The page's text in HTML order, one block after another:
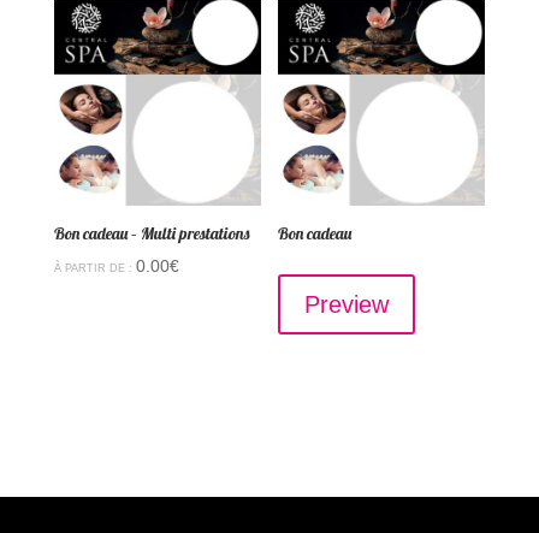
Bon cadeau – Multi prestations
À PARTIR DE : 0.00€
Bon cadeau
Preview